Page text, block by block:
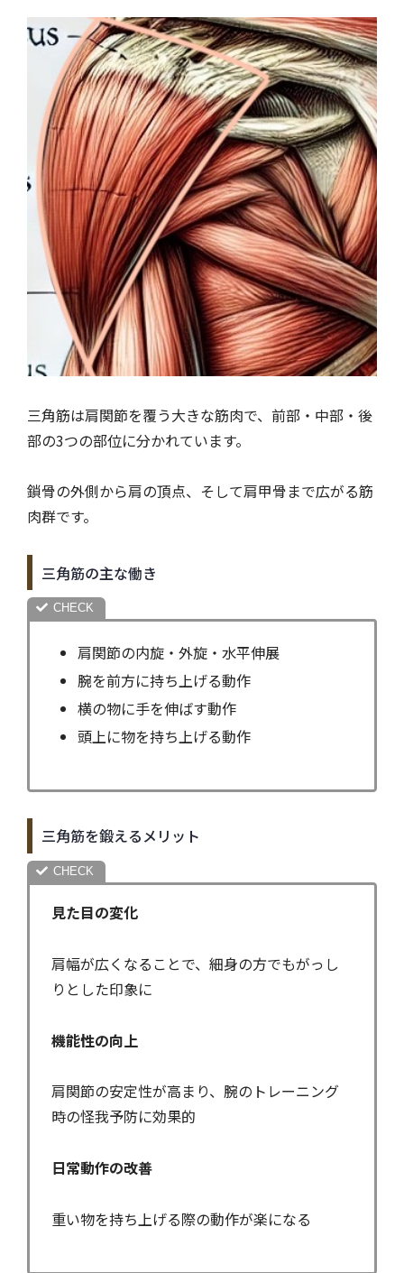
三角筋は肩関節を覆う大きな筋肉で、前部・中部・後
部の3つの部位に分かれています。
鎖骨の外側から肩の頂点、そして肩甲骨まで広がる筋
肉群です。
三角筋の主な働き
肩関節の内旋・外旋・水平伸展
腕を前方に持ち上げる動作
横の物に手を伸ばす動作
頭上に物を持ち上げる動作
三角筋を鍛えるメリット
見た目の変化
肩幅が広くなることで、細身の方でもがっし
りとした印象に
機能性の向上
肩関節の安定性が高まり、腕のトレーニング
時の怪我予防に効果的
日常動作の改善
重い物を持ち上げる際の動作が楽になる